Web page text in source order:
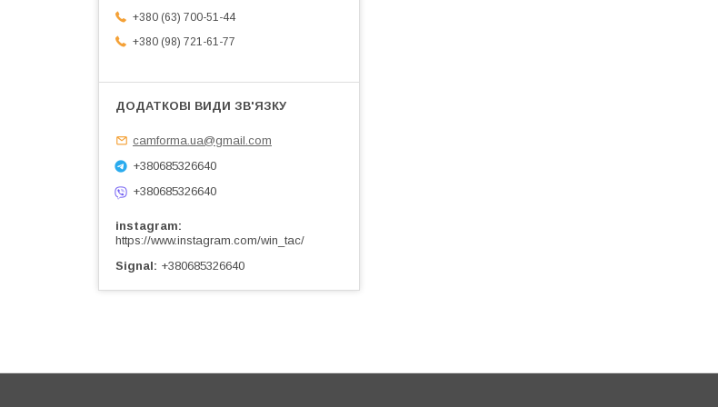
+380 (63) 700-51-44
+380 (98) 721-61-77
camforma.ua@gmail.com
+380685326640
+380685326640
instagram
https://www.instagram.com/win_tac/
Signal
+380685326640